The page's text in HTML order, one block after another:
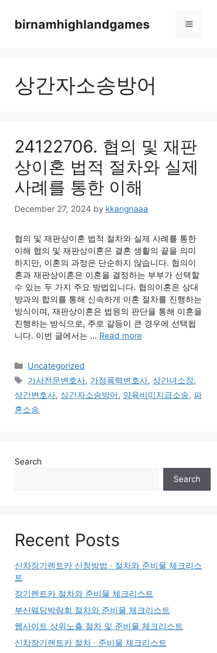
contentbirnamhighlandgames Menu
상간자소송방어
24122706. 협의 및 재판
상이혼 법적 절차와 실제
사례를 통한 이해
December 27, 2024 by kkangnaaa
협의 및 재판상이혼 법적 절차와 실제 사례를 통한
이해 협의 및 재판상이혼은 결혼 생활의 끝을 의미
하지만, 이혼의 과정은 단순하지 않습니다. 협의이
혼과 재판상이혼은 이혼을 결정하는 부부가 선택할
수 있는 두 가지 주요 방법입니다. 협의이혼은 상대
방과의 합의를 통해 신속하게 이혼 절차를 진행하는
방식이며, 재판상이혼은 법원의 판단을 통해 이혼을
진행하는 방식으로, 주로 갈등이 큰 경우에 선택됩
니다. 이번 글에서는 … Read more
Categories
Uncategorized
Tags
가사전문변호사, 가정폭력변호사, 상간녀소장,
상간변호사, 상간자소송방어 , 양육비미지급소송, 파
혼소송
Search
Search
Recent Posts
신차장기렌트카 신청방법 · 절차와 준비물 체크리스
트
장기렌트카 절차와 준비물 체크리스트
부산웨딩박람회 절차와 준비물 체크리스트
웹사이트 상위노출 절차 및 준비물 체크리스트
신차장기렌트카 절차 · 준비물 체크리스트